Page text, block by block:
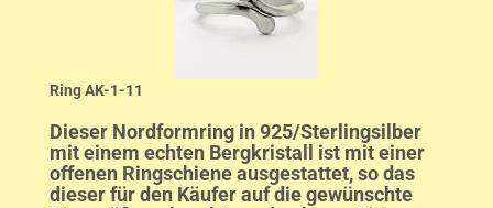
Ring AK-1-11
Dieser Nordformring in 925/Sterlingsilber
mit einem echten Bergkristall ist mit einer
offenen Ringschiene ausgestattet, so das
dieser für den Käufer auf die gewünschte